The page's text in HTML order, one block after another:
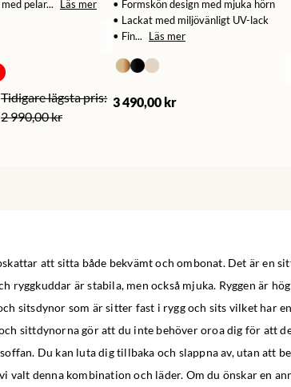
pelar...
Läs mer
2 990,00 kr
• Formskön design med mjuka hörn
• Lackat med miljövänligt UV-lack
• Fin...
Läs mer
3 490,00 kr
att sitta både bekvämt och ombonat. Det är en
ryggkuddar är stabila, men också mjuka. Ryggen är
sitsdynor som är sitter fast i rygg och sits vilket har
sittdynorna gör att du inte behöver oroa dig för att
Du kan luta dig tillbaka och slappna av, utan att
valt denna kombination och läder. Om du önskar en